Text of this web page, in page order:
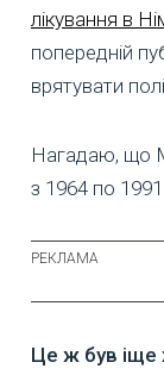
лікування в
попередній
врятувати
Нагадаю, що
з 1964 по
Це ж був іще